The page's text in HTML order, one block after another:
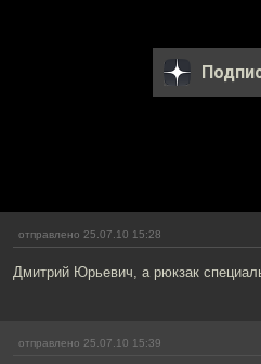
отправлено 25.07.10 15:28
Дмитрий Юрьевич, а рюкзак
отправлено 25.07.10 15:39